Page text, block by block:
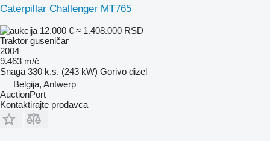
Caterpillar Challenger MT765
12.000 € ≈ 1.408.000 RSD
Traktor guseničar
2004
9.463 m/č
Snaga 330 k.s. (243 kW) Gorivo dizel
Belgija, Antwerp
AuctionPort
Kontaktirajte prodavca